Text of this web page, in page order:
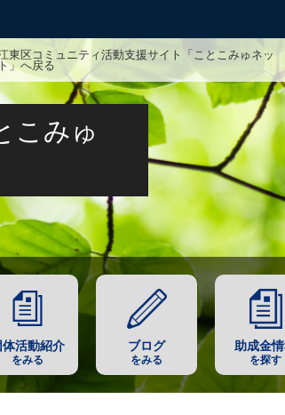
東区コミュニティ活動支援サイト「ことこみゅネッ
ト」へ戻る
こみゅ
体活動紹介
をみる
ブログ
をみる
助成金
を探す